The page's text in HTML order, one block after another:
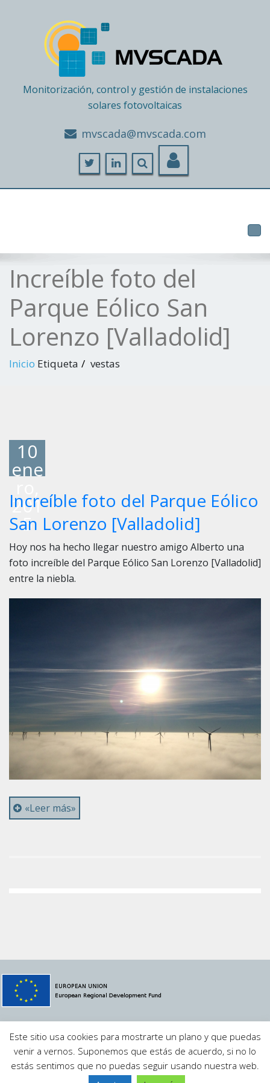
Monitorización, control y gestión de instalaciones
solares fotovoltaicas
moc.adacsvm@adacsvm
Increíble foto del
Parque Eólico San
Lorenzo [Valladolid]
Inicio Etiqueta vestas
10
ene
201
5
Increíble foto del Parque Eólico
San Lorenzo [Valladolid]
Hoy nos ha hecho llegar nuestro amigo Alberto una
foto increíble del Parque Eólico San Lorenzo [Valladolid]
entre la niebla.
«Leer más»
© 2021 Megavatio Proyectos S.L.MVSCADA· Aviso Legal·
Política de Privacidad·Contacto
Este sitio usa cookies para mostrarte un plano y que puedas
venir a vernos. Suponemos que estás de acuerdo, si no lo
estás sentimos que no puedas seguir usando nuestra web.